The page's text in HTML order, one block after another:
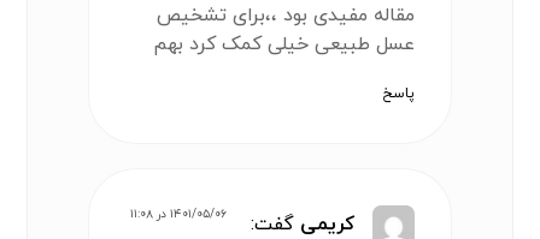
مقاله مفیدی بود ،،برای تشخیص
عسل طبیعی خیلی کمک کرد بهم
پاسخ
کریمی گفت: ۱۴۰۱/۰۵/۰۶ در ۱۱:۰۸